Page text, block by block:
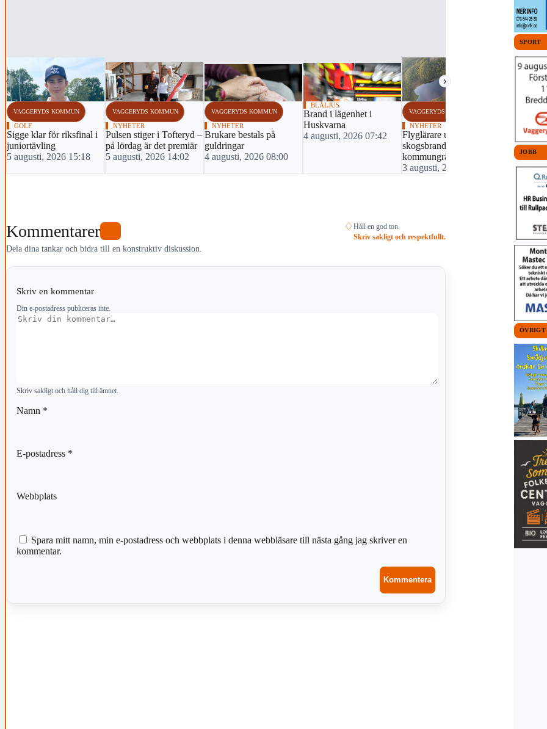
‹ ›
VAGGERYDS KOMMUN
GOLF
Sigge klar för riksfinal i
juniortävling
5 augusti, 2026 15:18
VAGGERYDS KOMMUN
NYHETER
Pulsen stiger i Tofteryd –
på lördag är det premiär
5 augusti, 2026 14:02
VAGGERYDS KOMMUN
NYHETER
Brukare bestals på
guldringar
4 augusti, 2026 08:00
BLÅLJUS
Brand i lägenhet i
Huskvarna
4 augusti, 2026 07:42
VAGGERYDS KOMMUN
NYHETER
Flyglärare upptäckte
skogsbrand vid
kommungräns
3 augusti, 2026 21:08
VÄRNAMO
FOTBOLL
IFK
igen
3 augusti,
Kommentarer
Dela dina tankar och bidra till en konstruktiv diskussion.
♢ Håll en god ton.
Skriv sakligt och respektfullt.
Skriv en kommentar
Din e-postadress publiceras inte.
Kommentar
Skriv sakligt och håll dig till ämnet.
Namn *
E-postadress *
Webbplats
Spara mitt namn, min e-postadress och webbplats i denna webbläsare till nästa gång jag skriver en
kommentar.
SPORT
JOBB
ÖVRIGT